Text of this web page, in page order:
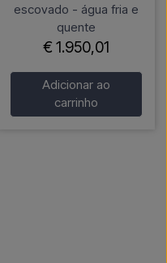
escovado - água fria e
quente
€ 1.950,01
Adicionar ao
carrinho